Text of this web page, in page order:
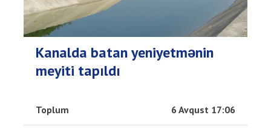
Kanalda batan yeniyetmənin
meyiti tapıldı
Toplum 6 Avqust 17:06